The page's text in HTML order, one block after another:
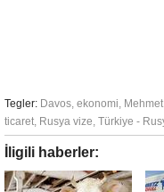
Tegler: Davos, ekonomi,
ticaret, Rusya vize, Türkiye -
İligili haberler: